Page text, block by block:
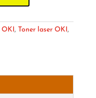
OKI, Toner laser OKI,